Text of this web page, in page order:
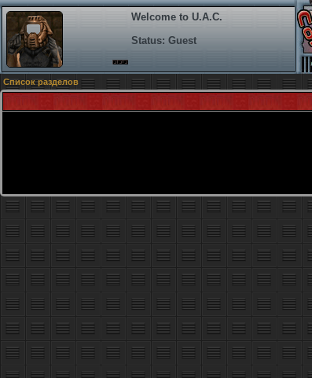
Welcome to U.A.C.
Status: Guest
Список разделов